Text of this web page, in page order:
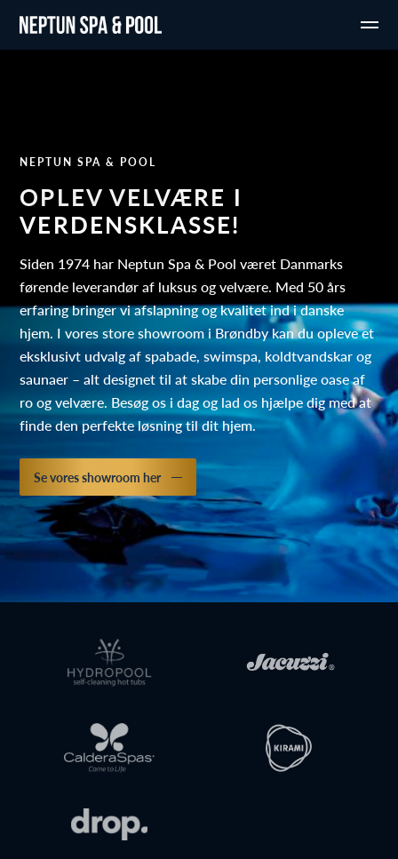
NEPTUN SPA & POOL
OPLEV VELVÆRE I
VERDENSKLASSE!
Siden 1974 har Neptun Spa & Pool været Danmarks
førende leverandør af luksus og velvære. Med 50 års
erfaring bringer vi afslapning og kvalitet ind i danske
hjem. I vores store showroom i Brøndby kan du opleve et
eksklusivt udvalg af spabade, swimspa, koldtvandskar og
saunaer – alt designet til at skabe din personlige oase af
ro og velvære. Besøg os i dag og lad os hjælpe dig med at
finde den perfekte løsning til dit hjem.
Se vores showroom her